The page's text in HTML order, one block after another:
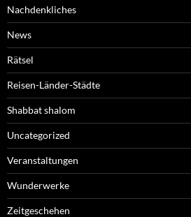
Nachdenkliches
News
Rätsel
Reisen-Länder-Städte
Shabbat shalom
Uncategorized
Veranstaltungen
Wunderwerke
Zeitgeschehen